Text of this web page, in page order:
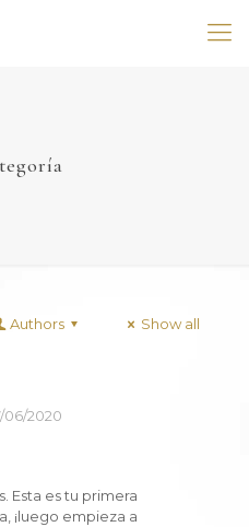
Authors Show all
06/2020
Esta es tu primera
¡luego empieza a